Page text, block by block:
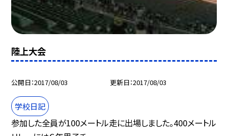
陸上大会
公開日 2017/08/03 更新日 2017/08/03
学校日記
参加した全員が100メートル走に出場しました。400メートル